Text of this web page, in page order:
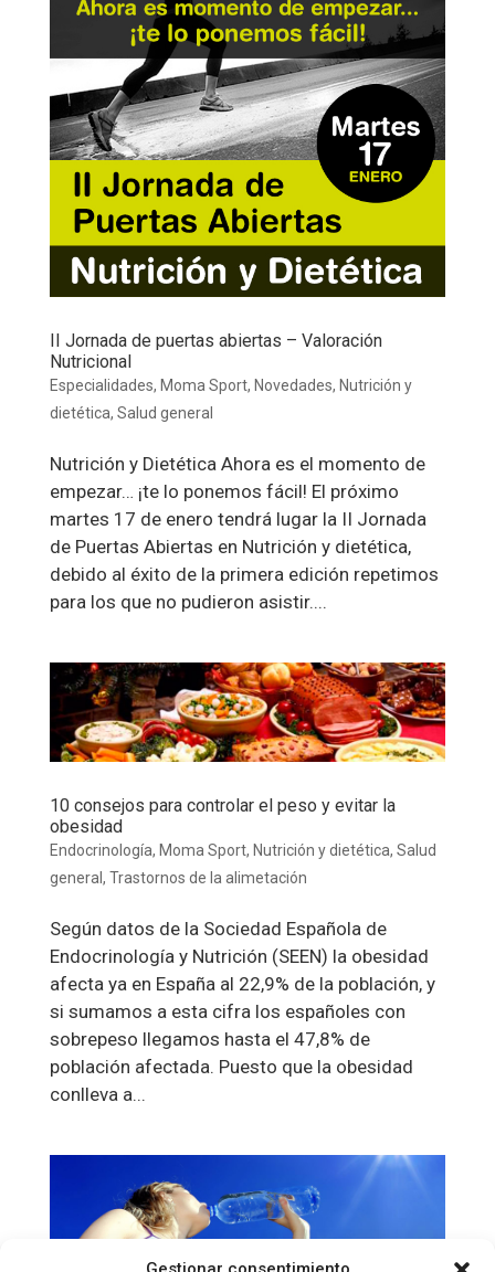
II Jornada de puertas abiertas – Valoración
Nutricional
Especialidades, Moma Sport, Novedades, Nutrición y
dietética, Salud general
Nutrición y Dietética Ahora es el momento de
empezar… ¡te lo ponemos fácil! El próximo
martes 17 de enero tendrá lugar la II Jornada
de Puertas Abiertas en Nutrición y dietética,
debido al éxito de la primera edición repetimos
para los que no pudieron asistir....
10 consejos para controlar el peso y evitar la
obesidad
Endocrinología, Moma Sport, Nutrición y dietética, Salud
general , Trastornos de la alimetación
Según datos de la Sociedad Española de
Endocrinología y Nutrición (SEEN) la obesidad
afecta ya en España al 22,9% de la población, y
si sumamos a esta cifra los españoles con
sobrepeso llegamos hasta el 47,8% de
población afectada. Puesto que la obesidad
conlleva a...